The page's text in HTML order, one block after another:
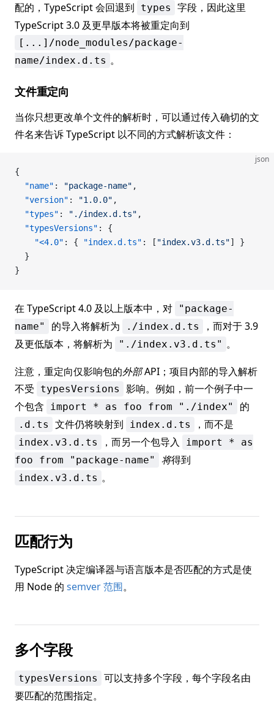
配的，TypeScript 会回退到
types
字段，因此这里
TypeScript 3.0 及更早版本将被重定向到
[...]/node_modules/package-
name/index.d.ts 。
文件重定向
当你只想更改单个文件的解析时，可以通过传入确切的文
件名来告诉 TypeScript 以不同的方式解析该文件：
json
{
  "name"
: "package-name" ,
  "version"
: "1.0.0" ,
  "types"
: "./index.d.ts" ,
  "typesVersions"
: {
    "<4.0"
: { "index.d.ts" : [ "index.v3.d.ts"] }
  }
}
在 TypeScript 4.0 及以上版本中，对
"package-
name"
的导入将解析为 ./index.d.ts
，而对于 3.9
及更低版本，将解析为
"./index.v3.d.ts" 。
注意，重定向仅影响包的外部API；项目内部的导入解析
不受
typesVersions
影响。例如，前一个例子中一
个包含
import * as foo from "./index" 的
.d.ts 文件仍将映射到 index.d.ts ，而不是
index.v3.d.ts ，而另一个包导入
import * as
foo from "package-name"
将得到
index.v3.d.ts 。
匹配行为
TypeScript 决定编译器与语言版本是否匹配的方式是使
用 Node 的 semver 范围。
多个字段
typesVersions
可以支持多个字段，每个字段名由
要匹配的范围指定。